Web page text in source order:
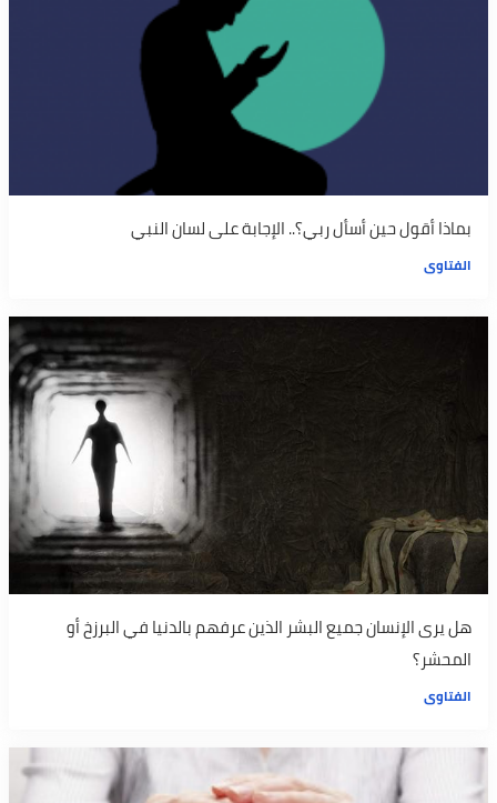
بماذا أقول حين أسأل ربي؟.. الإجابة على لسان النبي
الفتاوى
هل يرى الإنسان جميع البشر الذين عرفهم بالدنيا في البرزخ أو
المحشر؟
الفتاوى